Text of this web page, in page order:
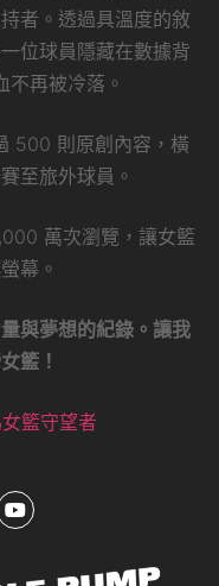
者。透過具溫度的敘
位球員隱藏在數據背
不再被冷落。
500 則原創內容，橫
至旅外球員。
萬次瀏覽，讓女籃
幕。
與夢想的紀錄。讓我
籃！
籃守望者